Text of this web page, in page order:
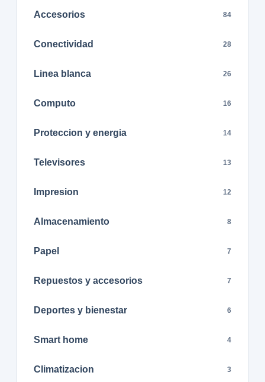
Accesorios 84
Conectividad 28
Linea blanca 26
Computo 16
Proteccion y energia 14
Televisores 13
Impresion 12
Almacenamiento 8
Papel 7
Repuestos y accesorios 7
Deportes y bienestar 6
Smart home 4
Climatizacion 3